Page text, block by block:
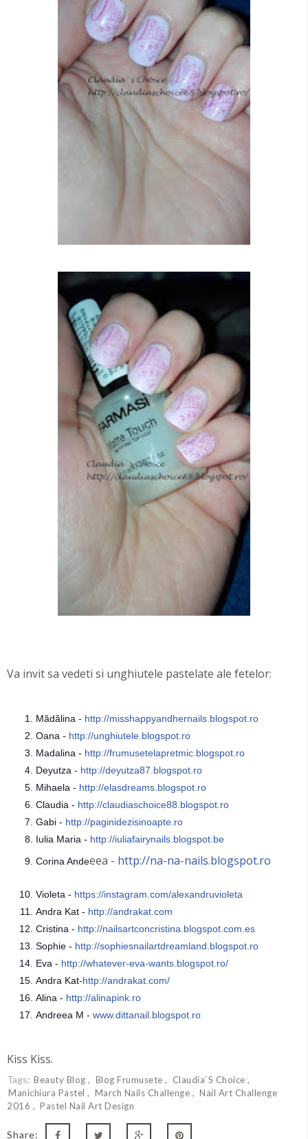
Va invit sa vedeti si unghiutele pastelate ale fetelor:
Mădălina - http://misshappyandhernails.blogspot.ro
Oana - http://unghiutele.blogspot.ro
Madalina - http://frumusetelapretmic.blogspot.ro
Deyutza - http://deyutza87.blogspot.ro
Mihaela - http://elasdreams.blogspot.ro
Claudia - http://claudiaschoice88.blogspot.ro
Gabi - http://paginidezisinoapte.ro
Iulia Maria - http://iuliafairynails.blogspot.be
Corina Andeeea - http://na-na-nails.blogspot.ro
Violeta - https://instagram.com/alexandruvioleta
Andra Kat - http://andrakat.com
Cristina - http://nailsartconcristina.blogspot.com.es
Sophie - http://sophiesnailartdreamland.blogspot.ro
Eva - http://whatever-eva-wants.blogspot.ro/
Andra Kat-http://andrakat.com/
Alina - http://alinapink.ro
Andreea M - www.dittanail.blogspot.ro
Kiss Kiss.
Tags: Beauty Blog Blog Frumusete
Claudia`s Choice
Manichiura Pastel
March Nails Challenge
Nail Art Challenge
2016
Pastel Nail Art Design
Share: